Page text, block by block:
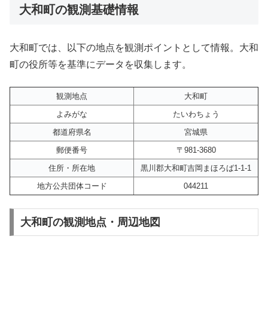
大和町の観測基礎情報
大和町では、以下の地点を観測ポイントとして情報。大和
町の役所等を基準にデータを収集します。
観測地点
大和町
よみがな
たいわちょう
都道府県名
宮城県
郵便番号
〒981-3680
住所・所在地
黒川郡大和町吉岡まほろば1-1-1
地方公共団体コード
044211
大和町の観測地点・周辺地図